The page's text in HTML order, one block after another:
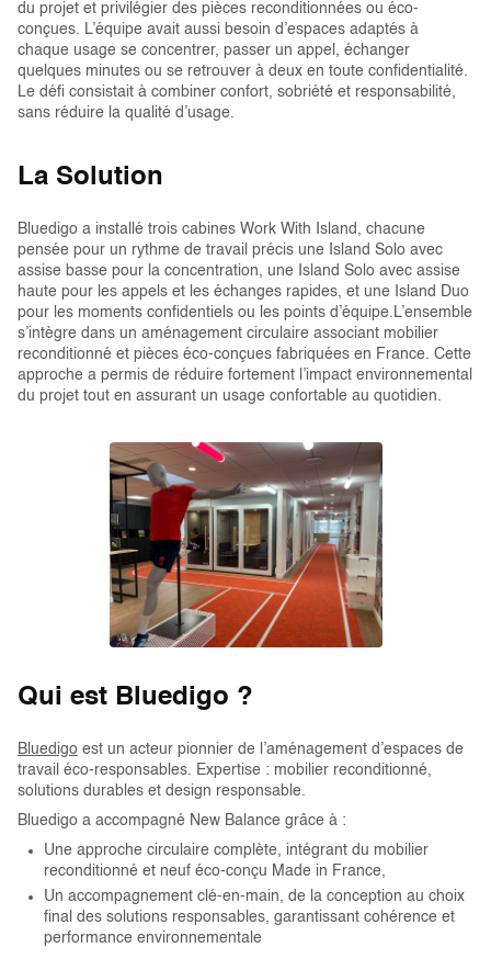
du projet et privilégier des pièces reconditionnées ou éco-
conçues. L’équipe avait aussi besoin d’espaces adaptés à
chaque usage se concentrer, passer un appel, échanger
quelques minutes ou se retrouver à deux en toute confidentialité.
Le défi consistait à combiner confort, sobriété et responsabilité,
sans réduire la qualité d’usage.
La Solution
Bluedigo a installé trois cabines Work With Island, chacune
pensée pour un rythme de travail précis une Island Solo avec
assise basse pour la concentration, une Island Solo avec assise
haute pour les appels et les échanges rapides, et une Island Duo
pour les moments confidentiels ou les points d’équipe.L’ensemble
s’intègre dans un aménagement circulaire associant mobilier
reconditionné et pièces éco-conçues fabriquées en France. Cette
approche a permis de réduire fortement l’impact environnemental
du projet tout en assurant un usage confortable au quotidien.
Qui est Bluedigo ?
Bluedigo est un acteur pionnier de l’aménagement d’espaces de
travail éco-responsables. Expertise : mobilier reconditionné,
solutions durables et design responsable.
Bluedigo a accompagné New Balance grâce à :
Une approche circulaire complète, intégrant du mobilier
reconditionné et neuf éco-conçu Made in France,
Un accompagnement clé-en-main, de la conception au choix
final des solutions responsables, garantissant cohérence et
performance environnementale